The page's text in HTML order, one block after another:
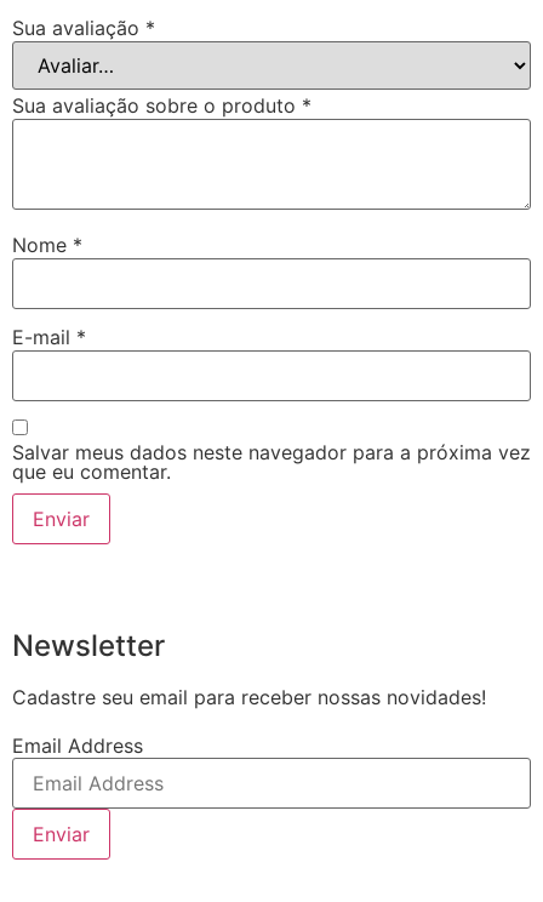
Sua avaliação *
Sua avaliação sobre o produto *
Nome *
E-mail *
Salvar meus dados neste navegador para a próxima vez
que eu comentar.
Newsletter
Cadastre seu email para receber nossas novidades!
Email Address
Enviar